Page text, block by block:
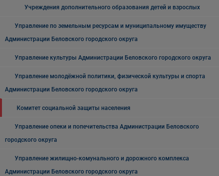
Учреждения дополнительного образования детей и взрослых
Управление по земельным ресурсам и муниципальному имуществу
Администрации Беловского городского округа
Управление культуры Администрации Беловского городского округа
Управление молодёжной политики, физической культуры и спорта
Администрации Беловского городского округа
Комитет социальной защиты населения
Управление опеки и попечительства Администрации Беловского
городского округа
Управление жилищно-комунального и дорожного комплекса
Администрации Беловского городского округа